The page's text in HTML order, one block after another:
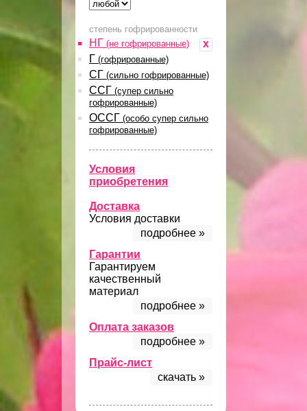
степень гофрированности
x
НГ (не гофрированные)
Г (гофрированные)
СГ (сильно гофрированные)
ССГ (супер сильно
гофрированные)
ОССГ (особо супер сильно
гофрированные)
Условия
приобретения
Доставка
Условия доставки
подробнее »
Гарантии
Гарантируем
качественный
материал
подробнее »
Оплата заказов
подробнее »
Прайс-лист
скачать »